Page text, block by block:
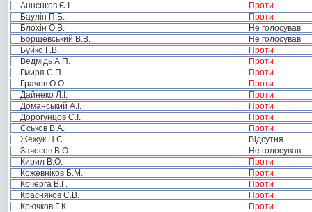
Аннєнков Є.І.
Проти
Баулін П.Б.
Проти
Блохін О.В.
Не голосував
Борщевський В.В.
Не голосував
Буйко Г.В.
Проти
Ведмідь А.П.
Проти
Гмиря С.П.
Проти
Грачов О.О.
Проти
Дайнеко Л.І.
Проти
Доманський А.І.
Проти
Дорогунцов С.І.
Проти
Єськов В.А.
Проти
Жежук Н.С.
Відсутня
Зачосов В.О.
Не голосував
Кирил В.О.
Проти
Кожевніков Б.М.
Проти
Кочерга В.Г.
Проти
Красняков Є.В.
Проти
Крючков Г.К.
Проти